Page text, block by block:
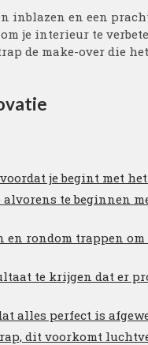
inblazen en een
je interieur te
de make-over die
je begint met
te beginnen
rondom trappen
te krijgen dat er
alles perfect is
dit voorkomt